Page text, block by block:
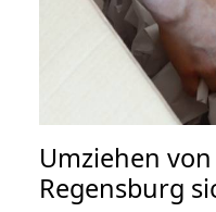
Umziehen von
Regensburg